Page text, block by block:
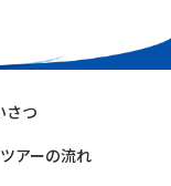
さつ
ツアーの流れ